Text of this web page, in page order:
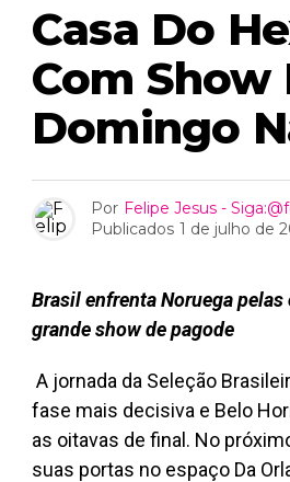
Casa Do
Com Show
Domingo
Por Felipe Jesus -
Publicados 1 de julho de
Brasil enfrenta Noruega
grande show de pagode
A jornada da Seleção
fase mais decisiva e Belo
as oitavas de final. No
suas portas no espaço Da